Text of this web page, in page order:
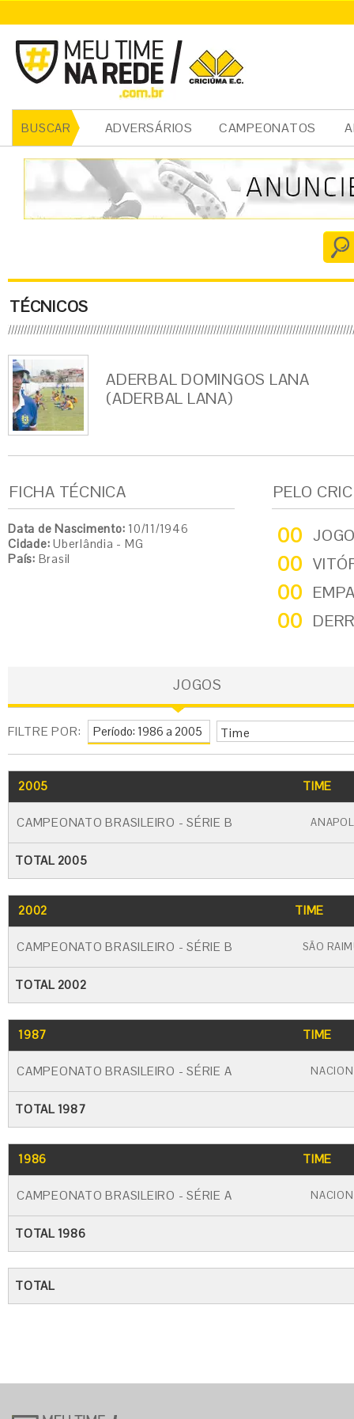
BUSCAR ADVERSÁRIOS CAMPEONATOS
TÉCNICOS
ADERBAL DOMINGOS LANA
(ADERBAL LANA)
FICHA TÉCNICA
Data de Nascimento: 10/11/1946
Cidade: Uberlândia - MG
País: Brasil
PELO
00
00
00
00
JOGOS
FILTRE POR: Time
2005 TIME
CAMPEONATO BRASILEIRO - SÉRIE B
TOTAL 2005
2002 TIME
CAMPEONATO BRASILEIRO - SÉRIE B SÃO
TOTAL 2002
1987 TIME
CAMPEONATO BRASILEIRO - SÉRIE A
TOTAL 1987
1986 TIME
CAMPEONATO BRASILEIRO - SÉRIE A
TOTAL 1986
TOTAL